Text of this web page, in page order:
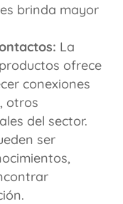
brinda mayor
La
ofrece
conexiones
otros
del sector.
ser